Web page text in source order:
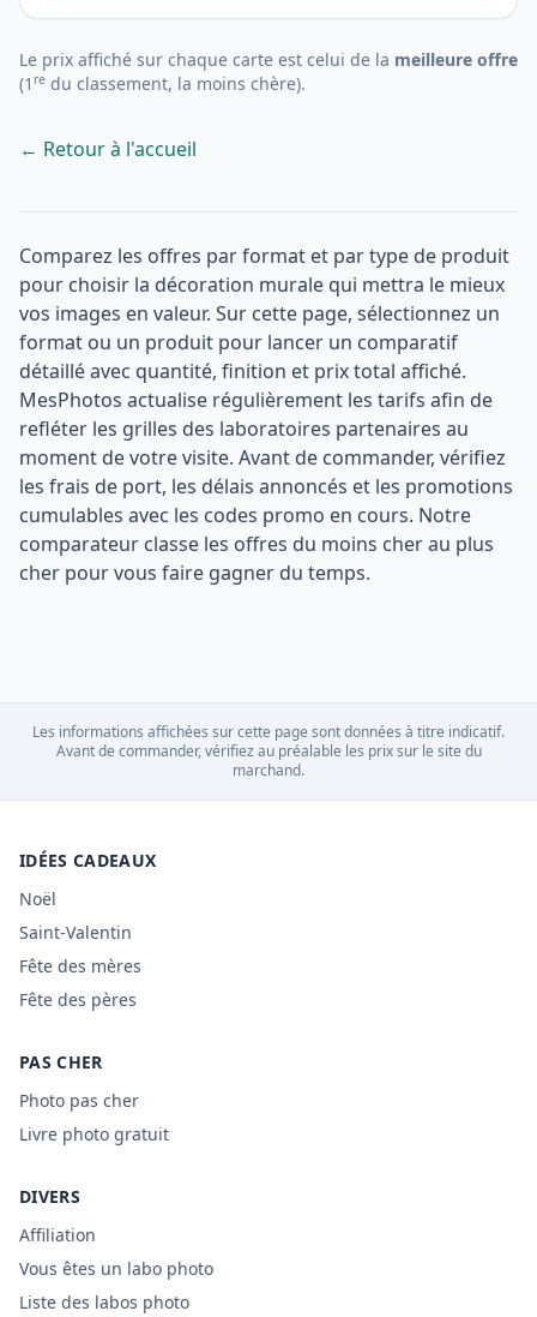
Le prix affiché sur chaque carte est celui de la meilleure offre
(1 re du classement, la moins chère).
← Retour à l'accueil
Comparez les offres par format et par type de produit
pour choisir la décoration murale qui mettra le mieux
vos images en valeur. Sur cette page, sélectionnez un
format ou un produit pour lancer un comparatif
détaillé avec quantité, finition et prix total affiché.
MesPhotos actualise régulièrement les tarifs afin de
refléter les grilles des laboratoires partenaires au
moment de votre visite. Avant de commander, vérifiez
les frais de port, les délais annoncés et les promotions
cumulables avec les codes promo en cours. Notre
comparateur classe les offres du moins cher au plus
cher pour vous faire gagner du temps.
Les informations affichées sur cette page sont données à titre indicatif.
Avant de commander, vérifiez au préalable les prix sur le site du
marchand.
IDÉES CADEAUX
Noël
Saint-Valentin
Fête des mères
Fête des pères
PAS CHER
Photo pas cher
Livre photo gratuit
DIVERS
Affiliation
Vous êtes un labo photo
Liste des labos photo